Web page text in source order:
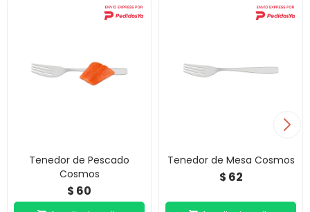
Tenedor de Pescado
Cosmos
$ 60
Tenedor de Mesa Cosmos
$ 62